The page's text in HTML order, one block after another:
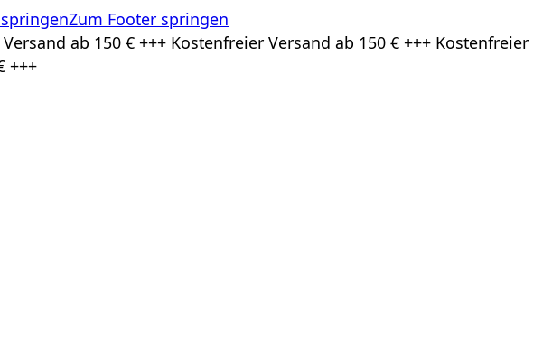
Zum Footer springen
ab 150 € +++ Kostenfreier Versand ab 150 € +++ Kostenfreier
+++